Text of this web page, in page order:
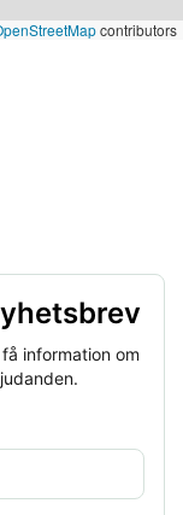
contributors
information om